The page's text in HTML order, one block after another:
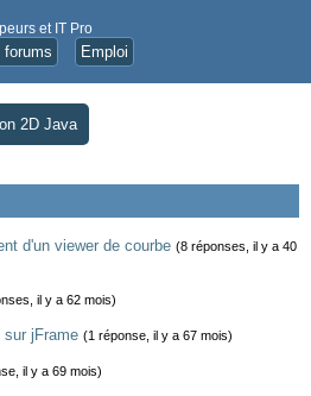
et IT Pro
forums Emploi
2D Java
d'un viewer de courbe (8 réponses, il y a 40
il y a 62 mois)
jFrame (1 réponse, il y a 67 mois)
il y a 69 mois)